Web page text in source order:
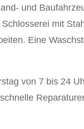
und
mit
Eine
von 7 bis 24